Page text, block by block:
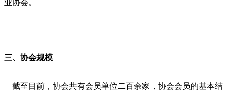
业协会。
三、协会规模
截至目前，协会共有会员单位二百余家，协会会员的基本结